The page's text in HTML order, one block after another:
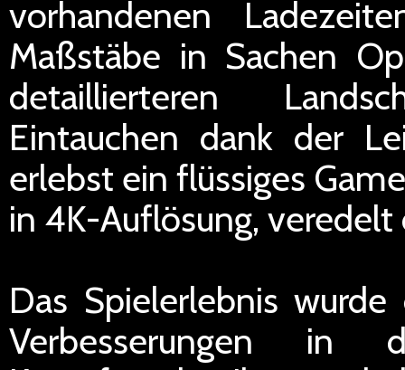
vorhandenen
Maßstäbe in Sachen
detaillierteren
Eintauchen dank der
erlebst ein flüssiges
in 4K-Auflösung, veredelt
Das Spielerlebnis
Verbesserungen in